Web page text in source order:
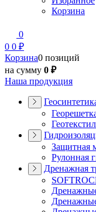
Корзина
0
0 0 ₽
Корзина0 позиций
на сумму 0 ₽
Наша продукция
Защитная
Рулонная
Дренажная